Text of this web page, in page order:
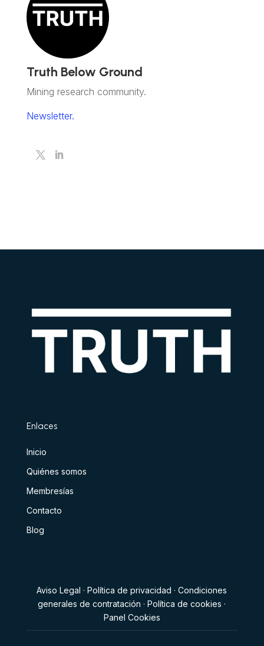
Truth Below Ground
Mining research community.
Newsletter.
Enlaces
Inicio
Quiénes somos
Membresías
Contacto
Blog
Aviso Legal ·Política de privacidad ·Condiciones
generales de contratación ·Política de cookies ·
Panel Cookies